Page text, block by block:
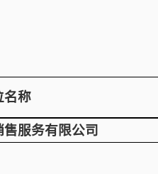
名称
服务有限公司